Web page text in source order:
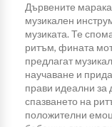
Дървените
музикален
музиката. Те
ритъм, фината
предлагат
научаване и
прави идеални за
спазването на
положителни